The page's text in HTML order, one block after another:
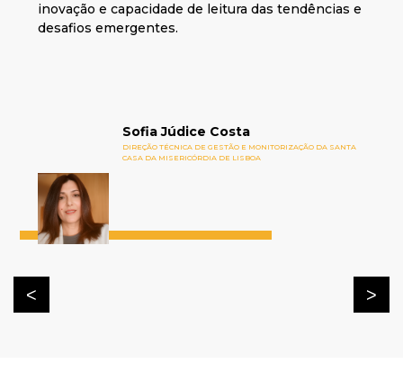
inovação e capacidade de leitura das tendências e
desafios emergentes.
Sofia Júdice Costa
DIREÇÃO TÉCNICA DE GESTÃO E MONITORIZAÇÃO DA SANTA
CASA DA MISERICÓRDIA DE LISBOA